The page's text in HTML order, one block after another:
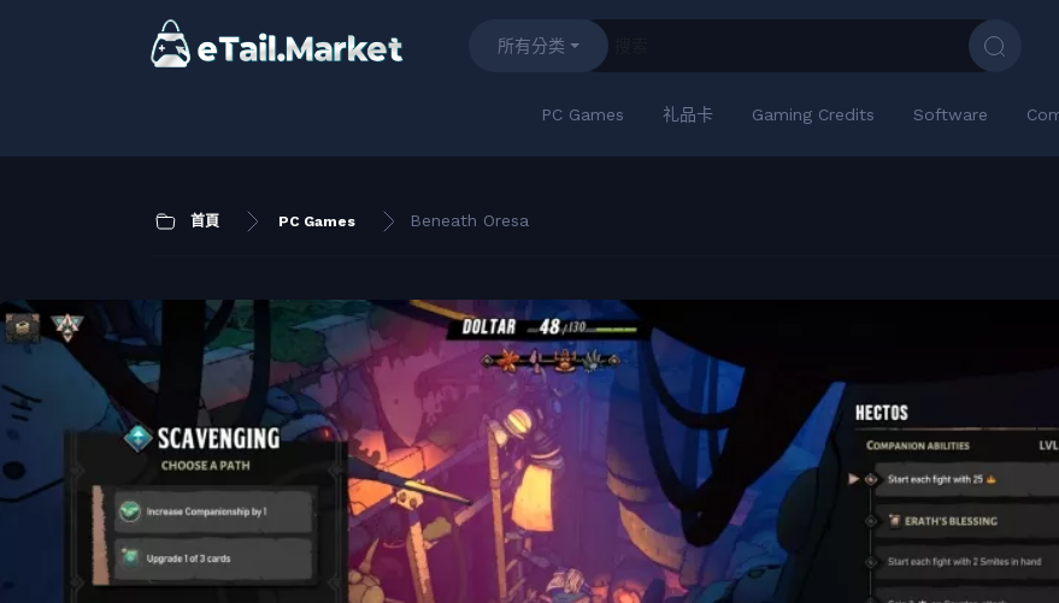
所有分类
PC Games 礼品卡 Gaming Credits Software
首頁 PC Games Beneath Oresa